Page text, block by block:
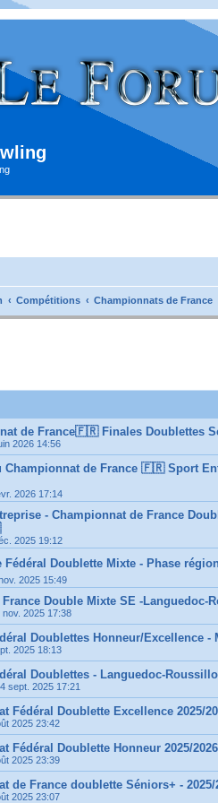
Compétitions Championnats de France
de France🇫🇷 Finales Doublettes
2026 14:56
de France 🇫🇷 Sport
2026 17:14
- Championnat de France
2025 19:12
Doublette Mixte - Phase
2025 15:49
Double Mixte SE -Languedoc-
nov. 2025 17:38
Doublettes Honneur/Excellence -
2025 18:13
Doublettes - Languedoc-
sept. 2025 17:21
Fédéral Doublette Excellence 2025/
2025 23:42
Fédéral Doublette Honneur 2025/
2025 23:39
de France doublette Séniors+ -
2025 23:07